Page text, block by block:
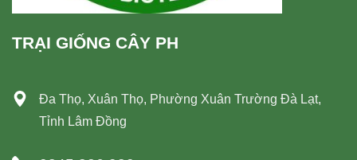
TRẠI GIỐNG CÂY PH
Đa Thọ, Xuân Thọ, Phường Xuân Trường Đà Lạt,
Tỉnh Lâm Đồng